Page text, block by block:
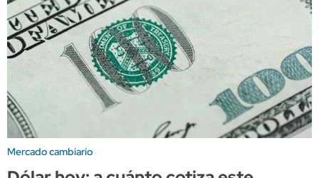
Mercado cambiario